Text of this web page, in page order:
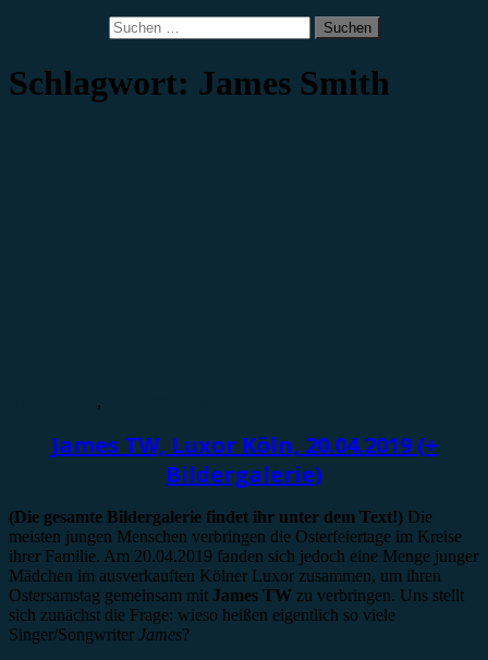
Suchen
nach:
Schlagwort: James Smith
,
James TW, Luxor Köln, 20.04.2019 (+
Bildergalerie)
(Die gesamte Bildergalerie findet ihr unter dem Text!) Die
meisten jungen Menschen verbringen die Osterfeiertage im Kreise
ihrer Familie. Am 20.04.2019 fanden sich jedoch eine Menge junger
Mädchen im ausverkauften Kölner Luxor zusammen, um ihren
Ostersamstag gemeinsam mit James TW zu verbringen. Uns stellt
sich zunächst die Frage: wieso heißen eigentlich so viele
Singer/Songwriter James?